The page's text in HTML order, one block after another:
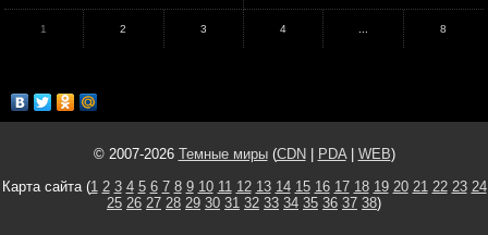
1 2 3 4 8
© 2007-2026 Темные миры(CDN PDA| WEB)
Карта сайта (1 2 3 4 5 6 7 8 9 10 11 12 13 14 15 16 17 18 19 20 21 22 23 24
25 26 27 28 29 30 31 32 33 34 35 36 37 38)